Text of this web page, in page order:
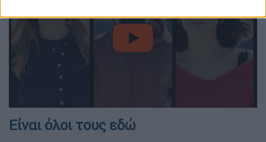
video
Είναι όλοι τους εδώ